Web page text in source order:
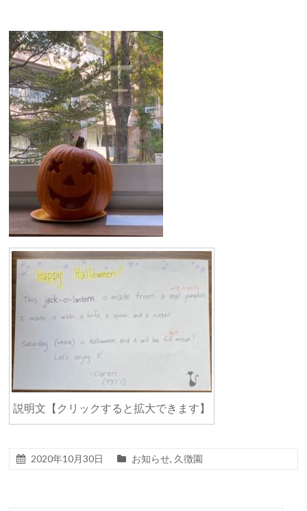
説明文【クリックすると拡大できます】
2020年10月30日 お知らせ, 久徴園